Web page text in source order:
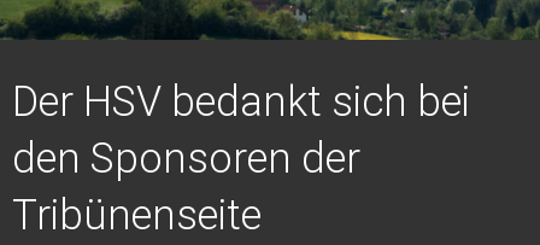
Der HSV bedankt sich bei
den Sponsoren der
Tribünenseite